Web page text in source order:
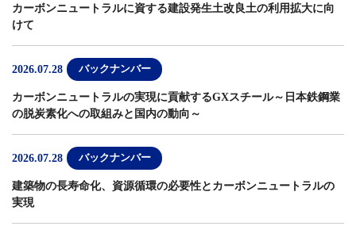
カーボンニュートラルに資する建設発生土改良土の利用拡大に向
けて
2026.07.28 バックナンバー
カーボンニュートラルの実現に貢献するGXスチール～日本鉄鋼業
の脱炭素化への取組みと国内の動向～
2026.07.28 バックナンバー
建築物の長寿命化、資源循環の必要性とカーボンニュートラルの
実現